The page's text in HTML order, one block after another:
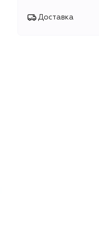
Доставка